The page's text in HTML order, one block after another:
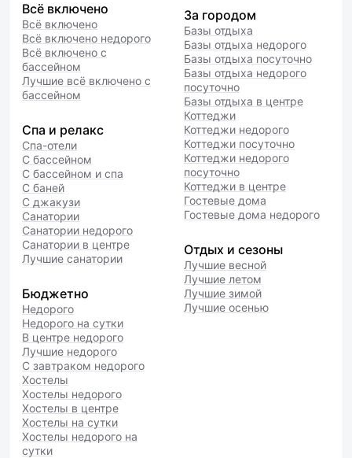
Всё включено
Всё включено
Всё включено недорого
Всё включено с
бассейном
Лучшие всё включено с
бассейном
Спа и релакс
Спа-отели
С бассейном
С бассейном и спа
С баней
С джакузи
Санатории
Санатории недорого
Санатории в центре
Лучшие санатории
Бюджетно
Недорого
Недорого на сутки
В центре недорого
Лучшие недорого
С завтраком недорого
Хостелы
Хостелы недорого
Хостелы в центре
Хостелы на сутки
Хостелы недорого на
сутки
За городом
Базы отдыха
Базы отдыха недорого
Базы отдыха посуточно
Базы отдыха недорого
посуточно
Базы отдыха в центре
Коттеджи
Коттеджи недорого
Коттеджи посуточно
Коттеджи недорого
посуточно
Коттеджи в центре
Гостевые дома
Гостевые дома недорого
Отдых и сезоны
Лучшие весной
Лучшие летом
Лучшие зимой
Лучшие осенью